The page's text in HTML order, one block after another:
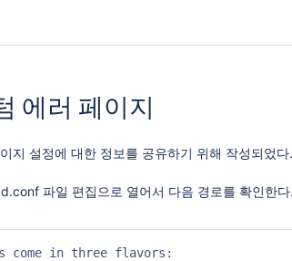
에러 페이지
지 설정에 대한 정보를 공유하기 위해 작성되었다.
파일 편집으로 열어서 다음 경로를 확인한다.
come in three flavors: